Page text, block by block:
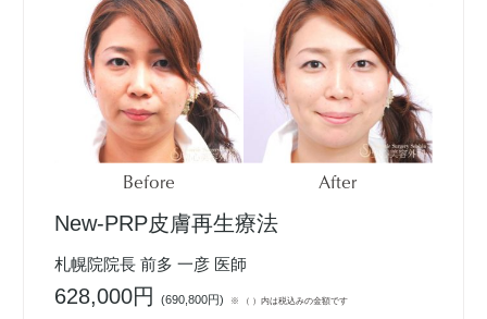
Before After
New-PRP皮膚再生療法
札幌院院長 前多 一彦 医師
628,000円(690,800円) ※ （ ）内は税込みの金額です